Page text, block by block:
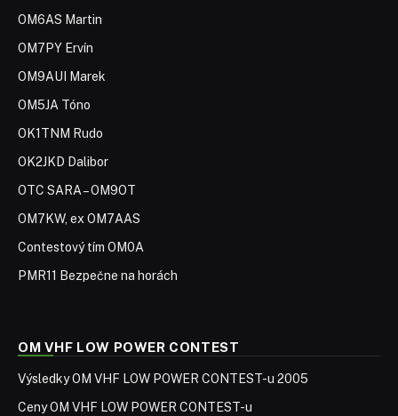
OM6AS Martin
OM7PY Ervín
OM9AUI Marek
OM5JA Tóno
OK1TNM Rudo
OK2JKD Dalibor
OTC SARA – OM9OT
OM7KW, ex OM7AAS
Contestový tím OM0A
PMR11 Bezpečne na horách
OM VHF LOW POWER CONTEST
Výsledky OM VHF LOW POWER CONTEST-u 2005
Ceny OM VHF LOW POWER CONTEST-u